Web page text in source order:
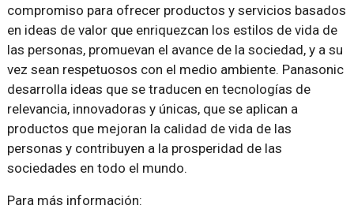
compromiso para ofrecer productos y servicios basados
en ideas de valor que enriquezcan los estilos de vida de
las personas, promuevan el avance de la sociedad, y a su
vez sean respetuosos con el medio ambiente. Panasonic
desarrolla ideas que se traducen en tecnologías de
relevancia, innovadoras y únicas, que se aplican a
productos que mejoran la calidad de vida de las
personas y contribuyen a la prosperidad de las
sociedades en todo el mundo.
Para más información: